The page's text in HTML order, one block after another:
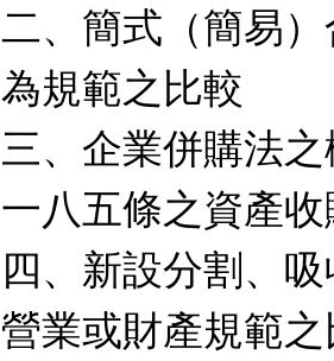
二、簡式（簡易
為規範之比較
三、企業併購法
一八五條之資產
四、新設分割、
營業或財產規範